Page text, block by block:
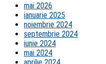
mai 2026
ianuarie 2025
noiembrie 2024
septembrie 2024
iunie 2024
mai 2024